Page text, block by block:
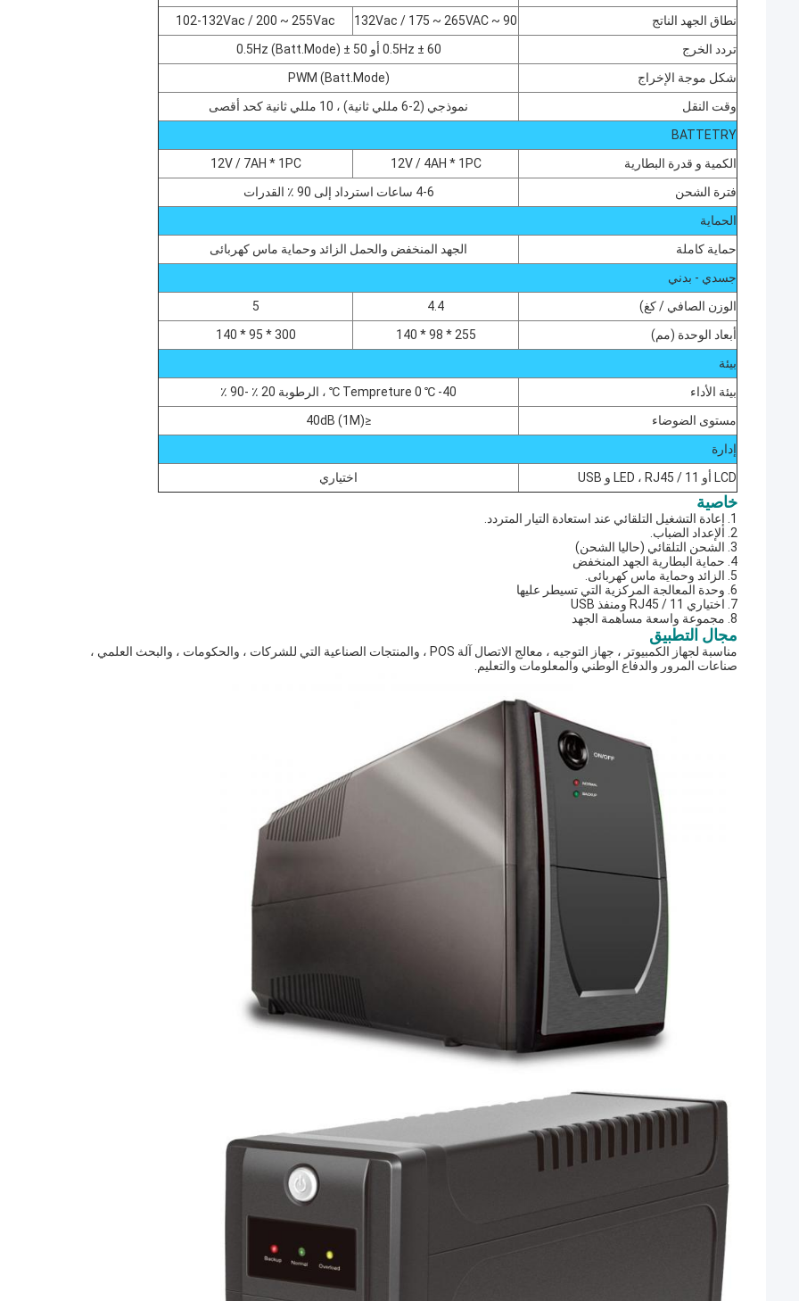
نطاق الجهد الناتج
90 ~ 132Vac / 175 ~ 265VAC
102-132Vac / 200 ~ 255Vac
تردد الخرج
60 ± 0.5Hz أو 50 ± 0.5Hz (Batt.Mode)
شكل موجة الإخراج
PWM (Batt.Mode)
وقت النقل
نموذجي (2-6 مللي ثانية) ، 10 مللي ثانية كحد أقصى
BATTETRY
الكمية و قدرة البطارية
12V / 4AH * 1PC
12V / 7AH * 1PC
فترة الشحن
4-6 ساعات استرداد إلى 90 ٪ القدرات
الحماية
حماية كاملة
الجهد المنخفض والحمل الزائد وحماية ماس كهربائى
جسدي - بدني
الوزن الصافي / كغ)
4.4
5
أبعاد الوحدة (مم)
255 * 98 * 140
300 * 95 * 140
بيئة
بيئة الأداء
Tempreture 0 ℃ -40 ℃ ، الرطوبة 20 ٪ -90 ٪
مستوى الضوضاء
≤40dB (1M)
إدارة
LCD أو LED ، RJ45 / 11 و USB
اختياري
خاصية
1. إعادة التشغيل التلقائي عند استعادة التيار المتردد.
2. الإعداد الضباب.
3. الشحن التلقائي (حاليا الشحن)
4. حماية البطارية الجهد المنخفض
5. الزائد وحماية ماس كهربائى.
6. وحدة المعالجة المركزية التي تسيطر عليها
7. اختياري RJ45 / 11 ومنفذ USB
8. مجموعة واسعة مساهمة الجهد
مجال التطبيق
مناسبة لجهاز الكمبيوتر ، جهاز التوجيه ، معالج الاتصال آلة POS ، والمنتجات الصناعية التي للشركات ، والحكومات ، والبحث العلمي ،
صناعات المرور والدفاع الوطني والمعلومات والتعليم.